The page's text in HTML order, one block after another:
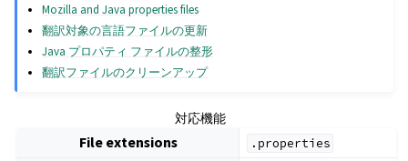
Mozilla and Java properties files
翻訳対象の言語ファイルの更新
Java プロパティ ファイルの整形
翻訳ファイルのクリーンアップ
対応機能
File extensions .properties